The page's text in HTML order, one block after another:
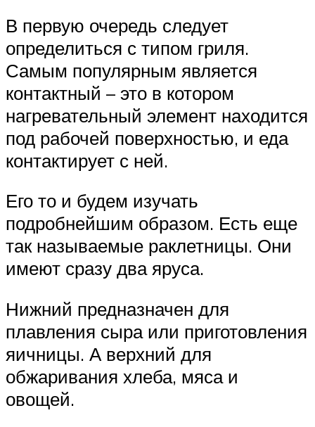
В первую очередь следует
определиться с типом гриля.
Самым популярным является
контактный – это в котором
нагревательный элемент находится
под рабочей поверхностью, и еда
контактирует с ней.
Его то и будем изучать
подробнейшим образом. Есть еще
так называемые раклетницы. Они
имеют сразу два яруса.
Нижний предназначен для
плавления сыра или приготовления
яичницы. А верхний для
обжаривания хлеба, мяса и
овощей.